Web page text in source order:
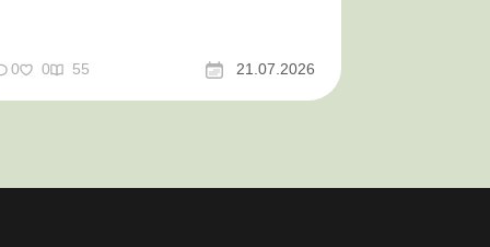
центр з організації
0 0 55 21.07.2026